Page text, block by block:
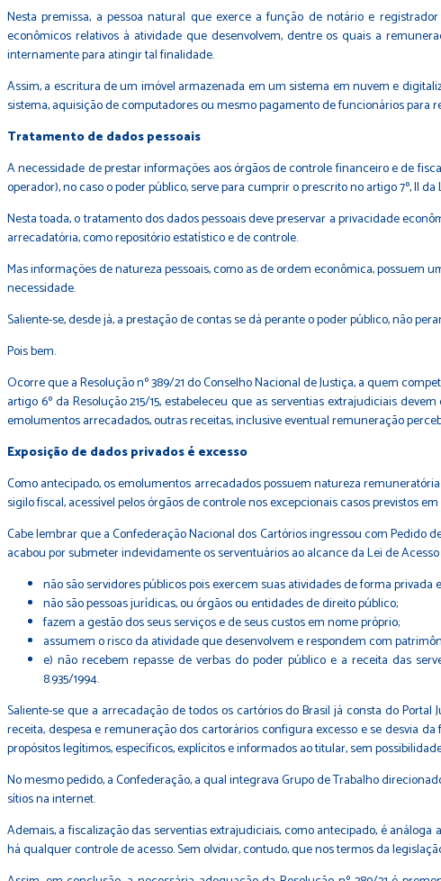
Nesta premissa, a pessoa natural que exerce a função de notário e
econômicos relativos à atividade que desenvolvem, dentre os quais a
internamente para atingir tal finalidade.
Assim, a escritura de um imóvel armazenada em um sistema em nuvem e
sistema, aquisição de computadores ou mesmo pagamento de funcionários
Tratamento de dados pessoais
A necessidade de prestar informações aos órgãos de controle financeiro e de
operador), no caso o poder público, serve para cumprir o prescrito no artigo 7º, II
Nesta toada, o tratamento dos dados pessoais deve preservar a privacidade
arrecadatória, como repositório estatístico e de controle.
Mas informações de natureza pessoais, como as de ordem econômica,
necessidade.
Saliente-se, desde já, a prestação de contas se dá perante o poder público, não
Pois bem.
Ocorre que a Resolução nº 389/21 do Conselho Nacional de Justiça, a quem
artigo 6º da Resolução 215/15, estabeleceu que as serventias extrajudiciais
emolumentos arrecadados, outras receitas, inclusive eventual remuneração
Exposição de dados privados é excesso
Como antecipado, os emolumentos arrecadados possuem natureza
sigilo fiscal, acessível pelos órgãos de controle nos excepcionais casos previstos em
Cabe lembrar que a Confederação Nacional dos Cartórios ingressou com Pedido
acabou por submeter indevidamente os serventuários ao alcance da Lei de
não são servidores públicos pois exercem suas atividades de forma
não são pessoas jurídicas, ou órgãos ou entidades de direito público;
fazem a gestão dos seus serviços e de seus custos em nome próprio;
assumem o risco da atividade que desenvolvem e respondem com
e) não recebem repasse de verbas do poder público e a receita das
8.935/1994.
Saliente-se que a arrecadação de todos os cartórios do Brasil já consta do
receita, despesa e remuneração dos cartorários configura excesso e se desvia
propósitos legítimos, específicos, explícitos e informados ao titular, sem
No mesmo pedido, a Confederação, a qual integrava Grupo de Trabalho
sítios na internet.
Ademais, a fiscalização das serventias extrajudiciais, como antecipado, é
há qualquer controle de acesso. Sem olvidar, contudo, que nos termos da